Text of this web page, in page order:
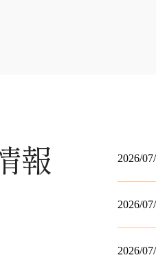
報 2026/
2026/07/
2026/